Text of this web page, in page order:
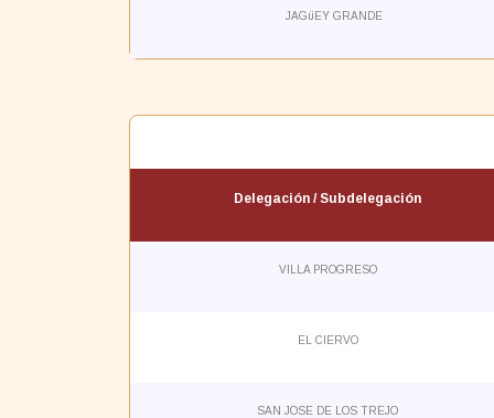
JAGüEY GRANDE
Delegación / Subdelegación
VILLA PROGRESO
EL CIERVO
SAN JOSE DE LOS TREJO